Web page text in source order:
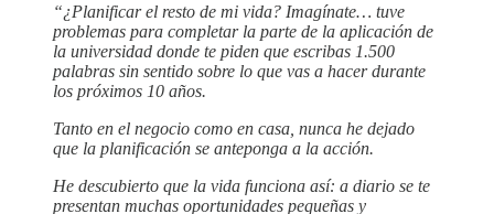
“¿Planificar el resto de mi vida? Imagínate… tuve
problemas para completar la parte de la aplicación de
la universidad donde te piden que escribas 1.500
palabras sin sentido sobre lo que vas a hacer durante
los próximos 10 años.
Tanto en el negocio como en casa, nunca he dejado
que la planificación se anteponga a la acción.
He descubierto que la vida funciona así: a diario se te
presentan muchas oportunidades pequeñas y